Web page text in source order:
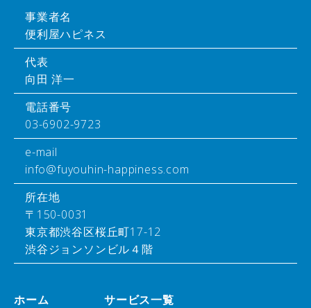
事業者名
便利屋ハピネス
代表
向田 洋一
電話番号
03-6902-9723
e-mail
info@fuyouhin-happiness.com
所在地
〒150-0031
東京都渋谷区桜丘町17-12
渋谷ジョンソンビル４階
ホーム
サービス一覧